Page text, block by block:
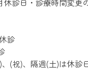
休診日・診療時間変更
診
(祝)、隔週(土)は休診